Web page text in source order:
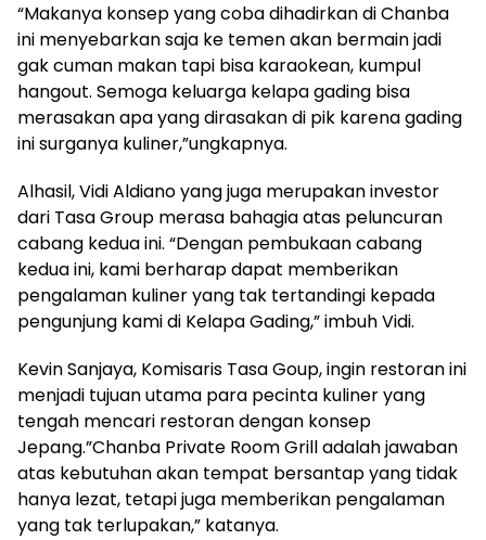
“Makanya konsep yang coba dihadirkan di Chanba
ini menyebarkan saja ke temen akan bermain jadi
gak cuman makan tapi bisa karaokean, kumpul
hangout. Semoga keluarga kelapa gading bisa
merasakan apa yang dirasakan di pik karena gading
ini surganya kuliner,”ungkapnya.
Alhasil, Vidi Aldiano yang juga merupakan investor
dari Tasa Group merasa bahagia atas peluncuran
cabang kedua ini. “Dengan pembukaan cabang
kedua ini, kami berharap dapat memberikan
pengalaman kuliner yang tak tertandingi kepada
pengunjung kami di Kelapa Gading,” imbuh Vidi.
Kevin Sanjaya, Komisaris Tasa Goup, ingin restoran ini
menjadi tujuan utama para pecinta kuliner yang
tengah mencari restoran dengan konsep
Jepang.”Chanba Private Room Grill adalah jawaban
atas kebutuhan akan tempat bersantap yang tidak
hanya lezat, tetapi juga memberikan pengalaman
yang tak terlupakan,” katanya.